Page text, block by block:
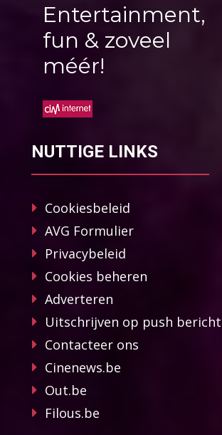
Entertainment,
fun & zoveel
méér!
NUTTIGE LINKS
Cookiesbeleid
AVG Formulier
Privacybeleid
Cookies beheren
Adverteren
Uitschrijven op push
Contacteer ons
Cinenews.be
Out.be
Filous.be